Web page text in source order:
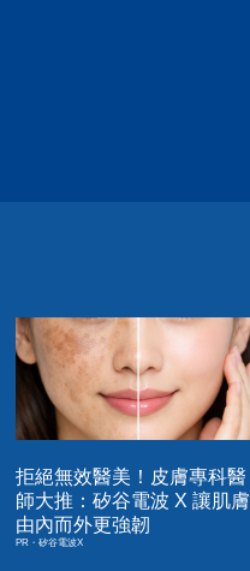
拒絕無效醫美！皮膚專科醫
師大推：矽谷電波 X 讓肌膚
由內而外更強韌
PR・矽谷電波X